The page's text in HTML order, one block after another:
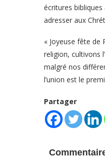
écritures
adresser aux
« Joyeuse fête de
religion, cultivons
malgré nos
l’union est le
Partager